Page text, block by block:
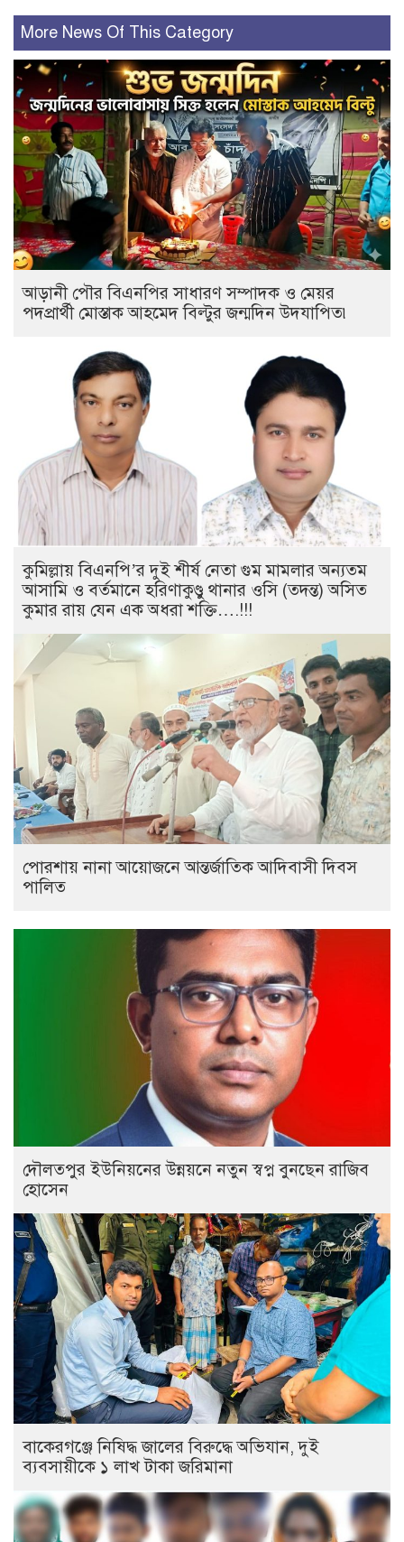
More News Of This Category
আড়ানী পৌর বিএনপির সাধারণ সম্পাদক ও মেয়র
পদপ্রার্থী মোস্তাক আহমেদ বিল্টুর জন্মদিন উদযাপিত৷
কুমিল্লায় বিএনপি’র দুই শীর্ষ নেতা গুম মামলার অন্যতম
আসামি ও বর্তমানে হরিণাকুণ্ডু থানার ওসি (তদন্ত) অসিত
কুমার রায় যেন এক অধরা শক্তি….!!!
পোরশায় নানা আয়োজনে আন্তর্জাতিক আদিবাসী দিবস
পালিত
দৌলতপুর ইউনিয়নের উন্নয়নে নতুন স্বপ্ন বুনছেন রাজিব
হোসেন
বাকেরগঞ্জে নিষিদ্ধ জালের বিরুদ্ধে অভিযান, দুই
ব্যবসায়ীকে ১ লাখ টাকা জরিমানা